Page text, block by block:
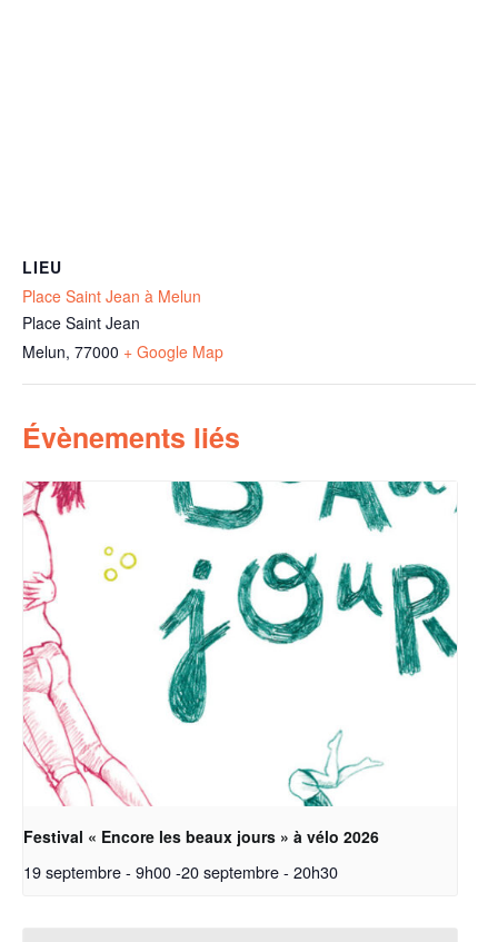
LIEU
Place Saint Jean à Melun
Place Saint Jean
Melun, 77000 + Google Map
Évènements liés
Festival « Encore les beaux jours » à vélo 2026
19 septembre - 9h00-20 septembre - 20h30